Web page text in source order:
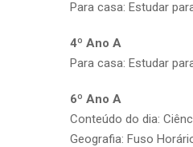
Para casa: Estudar
4º Ano A
Para casa: Estudar
6º Ano A
Conteúdo do dia:
Geografia: Fuso